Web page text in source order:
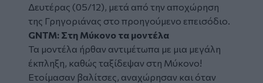
Δευτέρας (05/12), μετά από την αποχώρηση
της Γρηγοριάνας στο προηγούμενο επεισόδιο.
GNTM: Στη Μύκονο τα μοντέλα
Τα μοντέλα ήρθαν αντιμέτωπα με μια μεγάλη
έκπληξη, καθώς ταξίδεψαν στη Μύκονο!
Ετοίμασαν βαλίτσες, αναχώρησαν και όταν